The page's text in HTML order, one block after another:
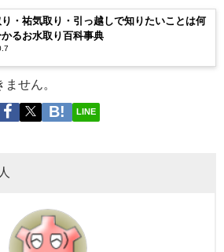
り・祐気取り・引っ越しで知りたいことは何
るお水取り百科事典
せん。
LINE